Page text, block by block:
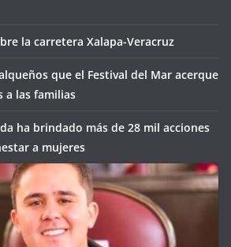
la carretera Xalapa-Veracruz
que el Festival del Mar acerque
a las familias
ha brindado más de 28 mil acciones
a mujeres